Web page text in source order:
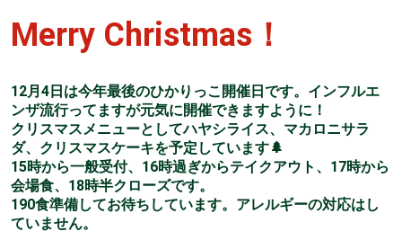
Merry Christmas！
12月4日は今年最後のひかりっこ開催日です。インフルエ
ンザ流行ってますが元気に開催できますように！
クリスマスメニューとしてハヤシライス、マカロニサラ
ダ、クリスマスケーキを予定しています🌲
15時から一般受付、16時過ぎからテイクアウト、17時から
会場食、18時半クローズです。
190食準備してお待ちしています。アレルギーの対応はし
ていません。